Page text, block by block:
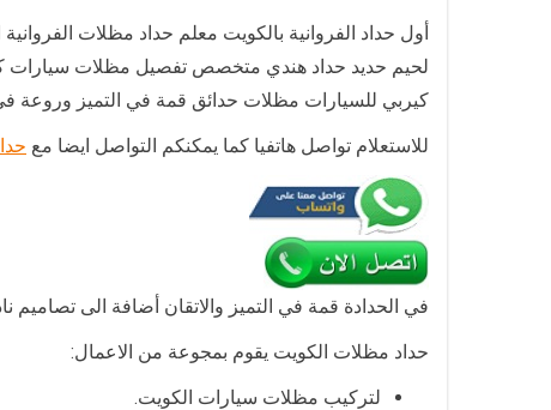
أول حداد الفروانية بالكويت معلم حداد مظلات
لحيم حديد حداد هندي متخصص تفصيل مظلات سيارات
كيربي للسيارات مظلات حدائق قمة في التميز وروعة
للاستعلام تواصل هاتفيا كما يمكنكم التواصل ايضا مع
في الحدادة قمة في التميز والاتقان أضافة الى تصاميم
حداد مظلات الكويت يقوم بمجوعة من الاعمال:
لتركيب مظلات سيارات الكويت.